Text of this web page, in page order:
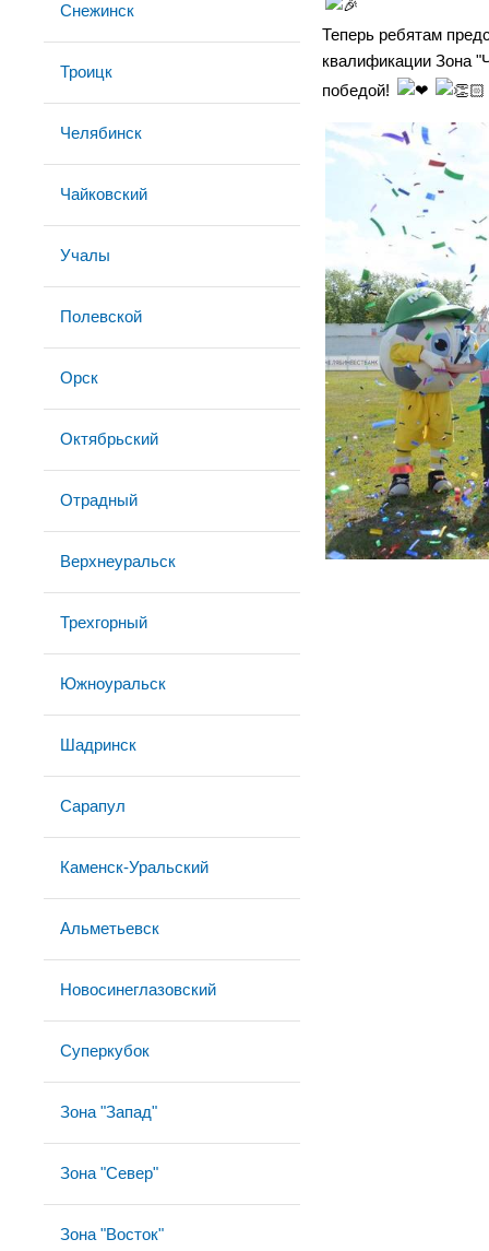
Снежинск
Троицк
Челябинск
Чайковский
Учалы
Полевской
Орск
Октябрьский
Отрадный
Верхнеуральск
Трехгорный
Южноуральск
Шадринск
Сарапул
Каменск-Уральский
Альметьевск
Новосинеглазовский
Суперкубок
Зона "Запад"
Зона "Север"
Зона "Восток"
Теперь ребятам
квалификации Зона
победой!